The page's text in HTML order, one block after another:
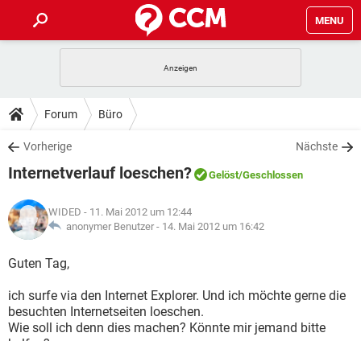
MENU
ANDROID
WINDOWS 10
WHATSAPP TIKTOK
FACEBOOK
TIPPS & TRICKS
SPIELE
WHATSAPP
FACEBOOK
DOWNLOADS
SPIELE STREAMING
ANDROID
WINDOWS 10 INSTAGRAM
WHATSAPP
SPIELE
ANDROID
WINDOWS 10
WHATSAPP TIKTOK
FACEBOOK HARDWARE
LEXIKON
SPIELE
WINDOWS 10 INSTAGRAM
WHATSAPP
Forum Büro
Vorherige Nächste
Internetverlauf loeschen? Gelöst/Geschlossen
WIDED - 11. Mai 2012 um 12:44
anonymer Benutzer - 14. Mai 2012 um 16:42
Guten Tag,
ich surfe via den Internet Explorer. Und ich möchte gerne die
besuchten Internetseiten loeschen.
Wie soll ich denn dies machen? Könnte mir jemand bitte